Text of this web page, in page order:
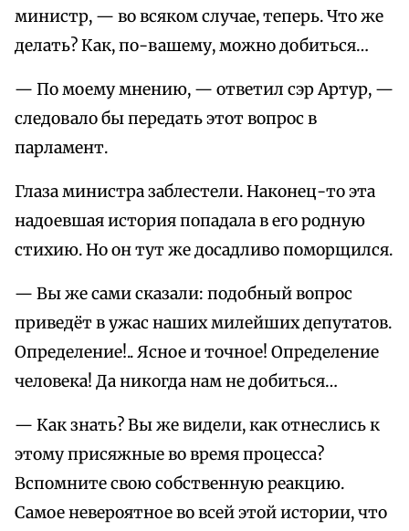
министр, — во всяком случае, теперь. Что же
делать? Как, по-вашему, можно добиться…
— По моему мнению, — ответил сэр Артур, —
следовало бы передать этот вопрос в
парламент.
Глаза министра заблестели. Наконец-то эта
надоевшая история попадала в его родную
стихию. Но он тут же досадливо поморщился.
— Вы же сами сказали: подобный вопрос
приведёт в ужас наших милейших депутатов.
Определение!.. Ясное и точное! Определение
человека! Да никогда нам не добиться…
— Как знать? Вы же видели, как отнеслись к
этому присяжные во время процесса?
Вспомните свою собственную реакцию.
Самое невероятное во всей этой истории, что